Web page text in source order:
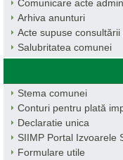
Comunicare acte
Arhiva anunturi
Acte supuse consultării
Salubritatea comunei
Stema comunei
Conturi pentru plată
Declaratie unica
SIIMP Portal Izvoarele
Formulare utile